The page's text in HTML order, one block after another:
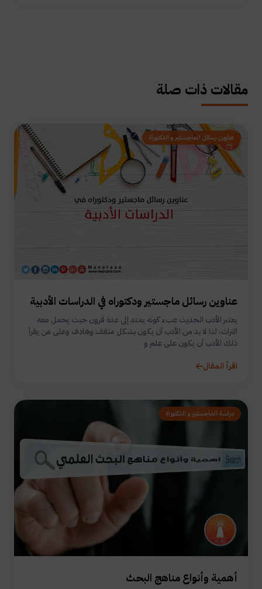
مقالات ذات صلة
عناوين رسائل الماجستير و الدكتوراة
عناوين رسائل ماجستير ودكتوراه في الدراسات الأدبية
يعتبر الأدب الحديث عبء كونه يمتد إلى عدة قرون حيث يحمل معه
التراث، لذا لا بد من الأدب أن يكون بشكل مثقف وهادف وعلى من يقرأ
ذلك الأدب أن يكون على علم و
اقرأ المقال
دراسة الماجستير و الدكتوراة
أهمية وأنواع مناهج البحث